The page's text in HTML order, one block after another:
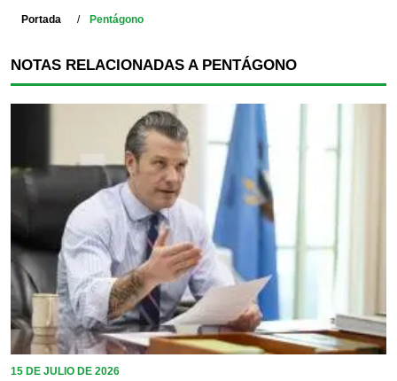
Portada Pentágono
NOTAS RELACIONADAS A PENTÁGONO
15 DE JULIO DE 2026